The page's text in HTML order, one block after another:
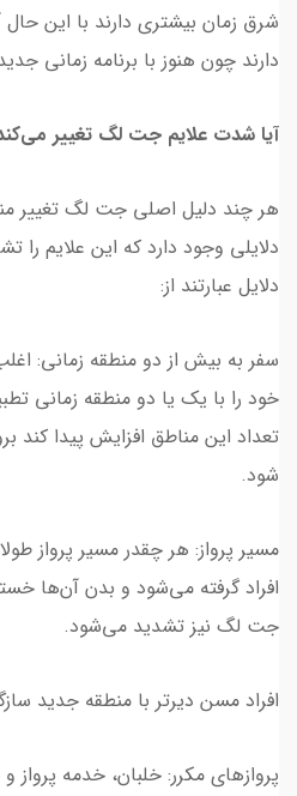
شرق زمان بیشتری دارند با این
دارند چون هنوز با برنامه زمانی
آیا شدت علایم جت لگ تغییر
هر چند دلیل اصلی جت لگ تغییر
دلایلی وجود دارد که این علایم را
دلایل عبارتند از:
سفر به بیش از دو منطقه زمانی:
خود را با یک یا دو منطقه زمانی
تعداد این مناطق افزایش پیدا کند
شود.
مسیر پرواز: هر چقدر مسیر پرواز
افراد گرفته می‌شود و بدن آن‌ها
جت لگ نیز تشدید می‌شود.
افراد مسن دیرتر با منطقه جدید
پروازهای مکرر: خلبان، خدمه پرواز